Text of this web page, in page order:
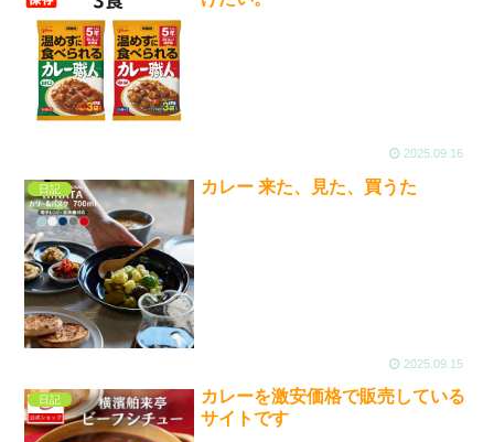
2025.09.16
日記 カレー 来た、見た、買うた
2025.09.15
日記
カレーを激安価格で販売している
サイトです